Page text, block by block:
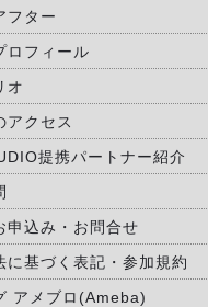
フター
ロフィール
オ
アクセス
提携パートナー紹介
申込み・お問合せ
に基づく表記・参加規約
アメブロ(Ameba)